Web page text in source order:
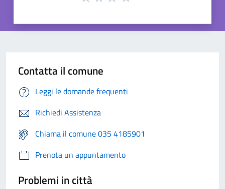
Contatta il comune
Leggi le domande frequenti
Richiedi Assistenza
Chiama il comune 035 4185901
Prenota un appuntamento
Problemi in città